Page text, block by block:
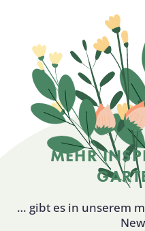
MEHR
… gibt es in unserem